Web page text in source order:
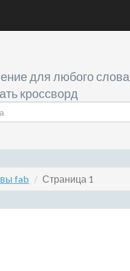
для любого слова
кроссворд
fab Страница 1